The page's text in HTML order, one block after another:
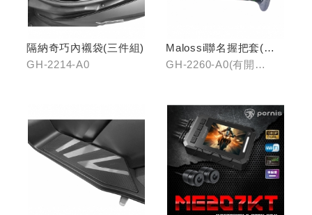
隔納奇巧內襯袋(三件組)
GH-2214-A0
Malossi聯名握把套(有
開口)/(無開口)
GH-2260-A0(有開